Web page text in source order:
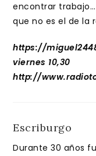
encontrar
que no es el de la
https://
viernes 10,30
http://
Escriburgo
Durante 30 años